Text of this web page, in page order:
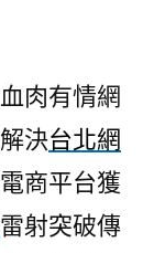
肉有情網
決台北網
商平台獲
雷射突破傳